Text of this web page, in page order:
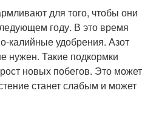
для того, чтобы они
году. В это время
калийные удобрения. Азот
нужен. Такие подкормки
новых побегов. Это может
станет слабым и может